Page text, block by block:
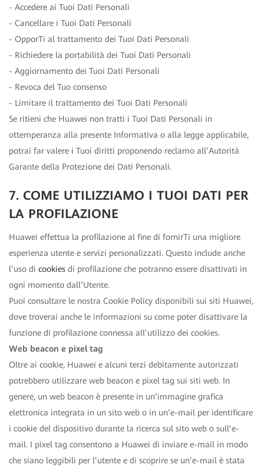
- Accedere ai Tuoi Dati Personali
- Cancellare i Tuoi Dati Personali
- OpporTi al trattamento dei Tuoi Dati Personali
- Richiedere la portabilità dei Tuoi Dati Personali
- Aggiornamento dei Tuoi Dati Personali
- Revoca del Tuo consenso
- Limitare il trattamento dei Tuoi Dati Personali
Se ritieni che Huawei non tratti i Tuoi Dati Personali in
ottemperanza alla presente Informativa o alla legge applicabile,
potrai far valere i Tuoi diritti proponendo reclamo all’Autorità
Garante della Protezione dei Dati Personali.
7. COME UTILIZZIAMO I TUOI DATI PER
LA PROFILAZIONE
Huawei effettua la profilazione al fine di fornirTi una migliore
esperienza utente e servizi personalizzati. Questo include anche
l’uso di cookies di profilazione che potranno essere disattivati in
ogni momento dall’Utente.
Puoi consultare le nostra Cookie Policy disponibili sui siti Huawei,
dove troverai anche le informazioni su come poter disattivare la
funzione di profilazione connessa all’utilizzo dei cookies.
Web beacon e pixel tag
Oltre ai cookie, Huawei e alcuni terzi debitamente autorizzati
potrebbero utilizzare web beacon e pixel tag sui siti web. In
genere, un web beacon è presente in un’immagine grafica
elettronica integrata in un sito web o in un’e-mail per identificare
i cookie del dispositivo durante la ricerca sul sito web o sull’e-
mail. I pixel tag consentono a Huawei di inviare e-mail in modo
che siano leggibili per l’utente e di scoprire se un’e-mail è stata